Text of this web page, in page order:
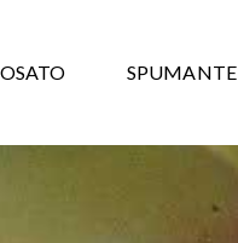
SPUMANTE